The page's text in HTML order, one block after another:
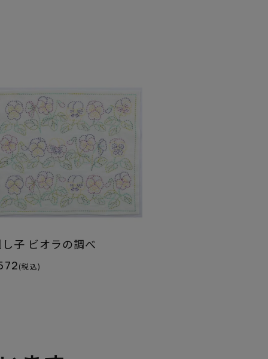
子 ビオラの調べ
(税込)